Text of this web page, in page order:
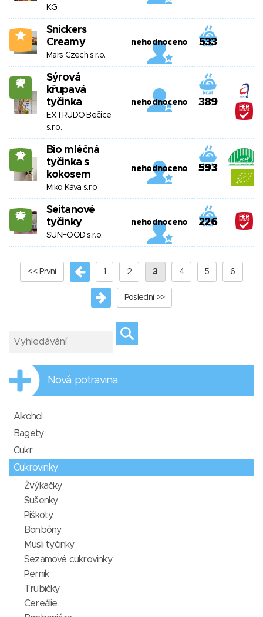
KG
0
Snickers
Creamy
Mars Czech s.r.o.
nehodnoceno 533
27
Sýrová
křupavá
tyčinka
EXTRUDO Bečice
s.r.o.
nehodnoceno 389
19
Bio mléčná
tyčinka s
kokosem
Miko Káva s.r.o
nehodnoceno 593
26
Seitanové
tyčinky
SUNFOOD s.r.o.
nehodnoceno 226
<< První 1 2 3 4 5 6
Poslední >>
Nová potravina
Alkohol
Bagety
Cukr
Cukrovinky
Žvýkačky
Sušenky
Piškoty
Bonbóny
Müsli tyčinky
Sezamové cukrovinky
Perník
Trubičky
Cereálie